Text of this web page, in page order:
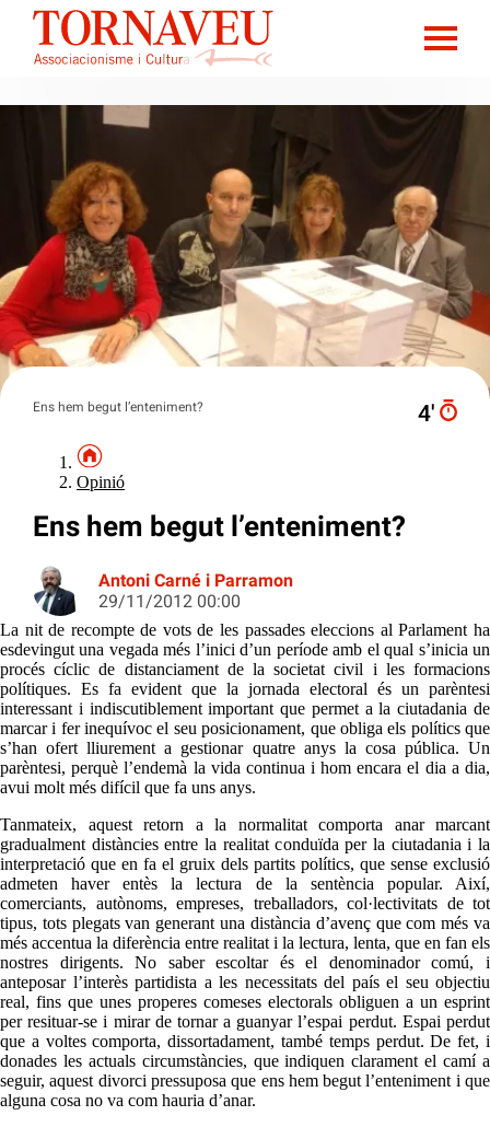
Ens hem begut l’enteniment? 4′
Opinió
Ens hem begut l’enteniment?
Antoni Carné i Parramon
29/11/2012 00:00
La nit de recompte de vots de les passades eleccions al Parlament ha
esdevingut una vegada més l’inici d’un període amb el qual s’inicia un
procés cíclic de distanciament de la societat civil i les formacions
polítiques. Es fa evident que la jornada electoral és un parèntesi
interessant i indiscutiblement important que permet a la ciutadania de
marcar i fer inequívoc el seu posicionament, que obliga els polítics que
s’han ofert lliurement a gestionar quatre anys la cosa pública. Un
parèntesi, perquè l’endemà la vida continua i hom encara el dia a dia,
avui molt més difícil que fa uns anys.
Tanmateix, aquest retorn a la normalitat comporta anar marcant
gradualment distàncies entre la realitat conduïda per la ciutadania i la
interpretació que en fa el gruix dels partits polítics, que sense exclusió
admeten haver entès la lectura de la sentència popular. Així,
comerciants, autònoms, empreses, treballadors, col·lectivitats de tot
tipus, tots plegats van generant una distància d’avenç que com més va
més accentua la diferència entre realitat i la lectura, lenta, que en fan els
nostres dirigents. No saber escoltar és el denominador comú, i
anteposar l’interès partidista a les necessitats del país el seu objectiu
real, fins que unes properes comeses electorals obliguen a un esprint
per resituar-se i mirar de tornar a guanyar l’espai perdut. Espai perdut
que a voltes comporta, dissortadament, també temps perdut. De fet, i
donades les actuals circumstàncies, que indiquen clarament el camí a
seguir, aquest divorci pressuposa que ens hem begut l’enteniment i que
alguna cosa no va com hauria d’anar.